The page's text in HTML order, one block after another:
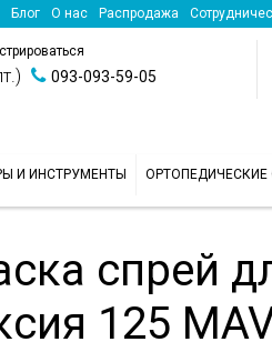
Блог О нас Распродажа
093-093-59-05
И ИНСТРУМЕНТЫ ОРТОПЕДИЧЕСКИЕ
спрей
125